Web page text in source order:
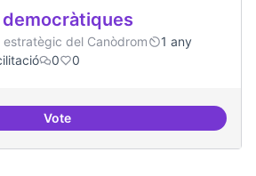
estratègic del Canòdrom
1 any
0 0
VoteEspai grades democràtiques